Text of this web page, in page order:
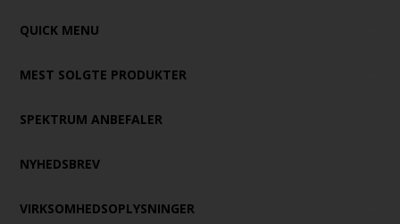
QUICK MENU
MEST SOLGTE PRODUKTER
SPEKTRUM ANBEFALER
NYHEDSBREV
VIRKSOMHEDSOPLYSNINGER